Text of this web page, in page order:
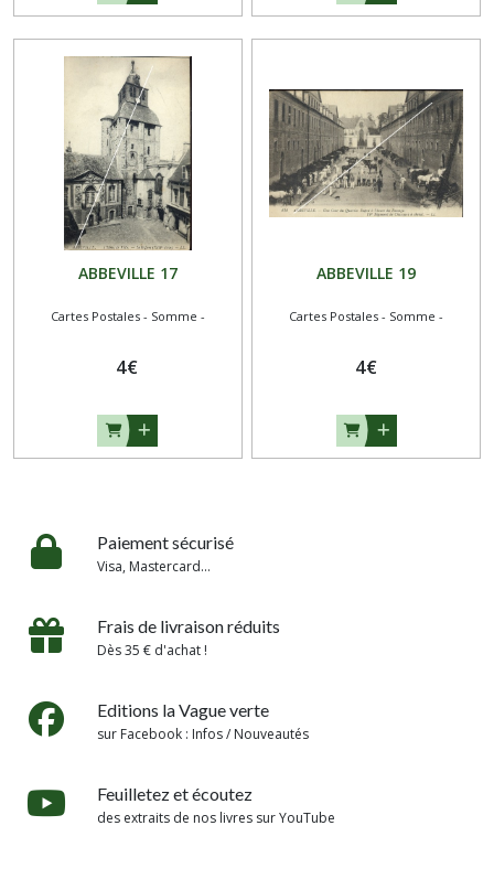
ABBEVILLE 17
Cartes Postales - Somme -
4€
ABBEVILLE 19
Cartes Postales - Somme -
4€
Paiement sécurisé
Visa, Mastercard...
Frais de livraison réduits
Dès 35 € d'achat !
Editions la Vague verte
sur Facebook : Infos / Nouveautés
Feuilletez et écoutez
des extraits de nos livres sur YouTube